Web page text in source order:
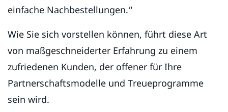
einfache Nachbestellungen.“
Wie Sie sich vorstellen können, führt diese Art
von maßgeschneiderter Erfahrung zu einem
zufriedenen Kunden, der offener für Ihre
Partnerschaftsmodelle und Treueprogramme
sein wird.